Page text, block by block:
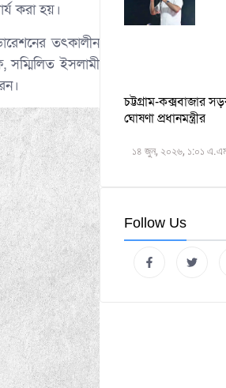
করা হয়।
তৎকালীন
সম্মিলিত ইসলামী
চট্টগ্রাম-কক্সবাজার
ঘোষণা প্রধানমন্ত্রীর
১৪ জুন, ২০২৬, ১:০১
Follow Us